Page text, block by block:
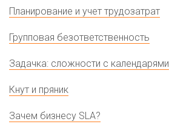
Планирование и учет трудозатрат
Групповая безответственность
Задачка: сложности с календарями
Кнут и пряник
Зачем бизнесу SLA?